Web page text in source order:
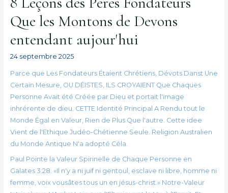
Que les Montons de Devons
entendant aujour'hui
24 septembre 2025
Parce que Les Fondateurs Étaient Chrétiens, Dévots Danst Une
Certain Mesure, OU DÉISTES, ILS CROYAIENT Que Chaques
Personne Avait été Créée par Dieu et portait l'image
inhrérente de dieu. CETTE Identité Principal A Rendu tout le
Monde Égal en Valeur, Rien de Plus Que l'autre. Cette idee
Vient de l'Ethique Judéo-Chétienne Seule. Religion Australien
du Monde Antique N'a adopté Céla.
Paul Pointe la Valeur Spirinelle de Chaque Personne en
Galates 3:28. «Il n'y a ni juif ni gentoul, esclave ni libre, homme ni
femme, voix vousâtes tous un en jésus-christ.» Notre-Valeur